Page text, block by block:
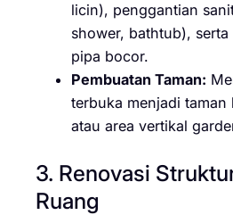
licin), penggantian
shower, bathtub),
pipa bocor.
Pembuatan Taman:
terbuka menjadi
atau area vertikal
3. Renovasi
Ruang